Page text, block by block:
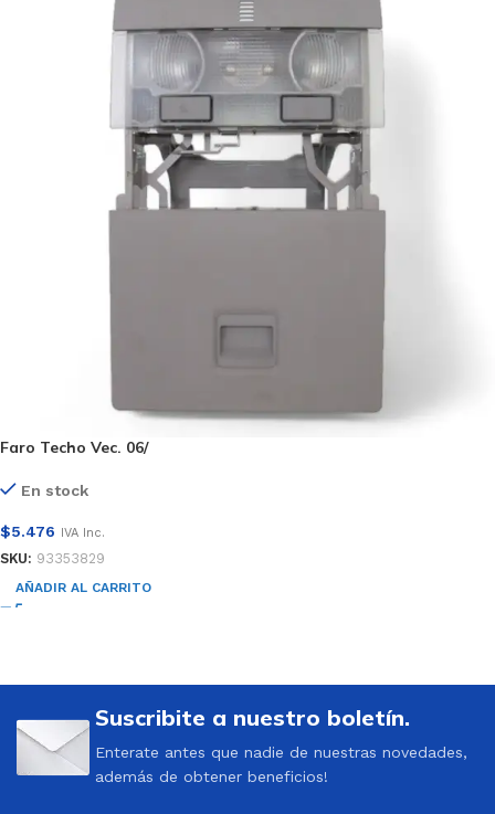
Faro Techo Vec. 06/
En stock
$5.476 IVA Inc.
SKU: 93353829
AÑADIR AL CARRITO
Suscribite a nuestro boletín.
Enterate antes que nadie de nuestras novedades,
además de obtener beneficios!